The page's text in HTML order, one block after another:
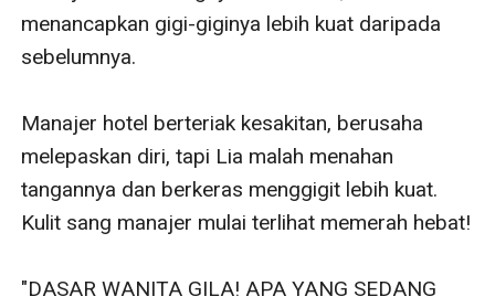
menancapkan gigi-giginya lebih kuat daripada
sebelumnya.
Manajer hotel berteriak kesakitan, berusaha
melepaskan diri, tapi Lia malah menahan
tangannya dan berkeras menggigit lebih kuat.
Kulit sang manajer mulai terlihat memerah hebat!
"DASAR WANITA GILA! APA YANG SEDANG